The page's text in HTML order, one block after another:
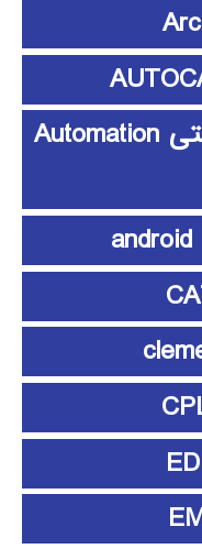
آموزش اتوماسیون صنعتی Automation